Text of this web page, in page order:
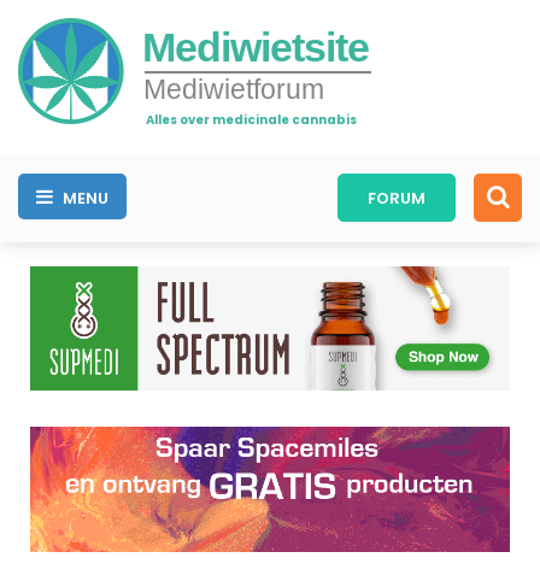
Mediwietsite
Mediwietforum
Alles over medicinale cannabis
MENU FORUM